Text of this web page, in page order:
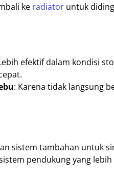
ke radiator untuk
efektif dalam kondisi
: Karena tidak langsung
sistem tambahan untuk
pendukung yang